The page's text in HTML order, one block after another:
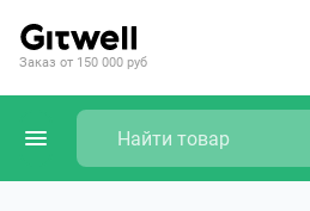
Заказ от 150 000 руб